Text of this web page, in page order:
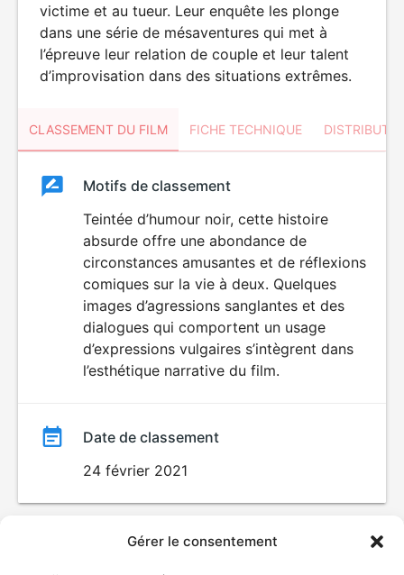
Gérer le consentement
victime et au tueur. Leur enquête les plonge
dans une série de mésaventures qui met à
l’épreuve leur relation de couple et leur talent
d’improvisation dans des situations extrêmes.
CLASSEMENT DU FILM FICHE TECHNIQUE
ClassementClassement
Motifs de classement
Teintée d’humour noir, cette histoire
absurde offre une abondance de
circonstances amusantes et de réflexions
comiques sur la vie à deux. Quelques
images d’agressions sanglantes et des
dialogues qui comportent un usage
d’expressions vulgaires s’intègrent dans
l’esthétique narrative du film.
Date de classement
24 février 2021